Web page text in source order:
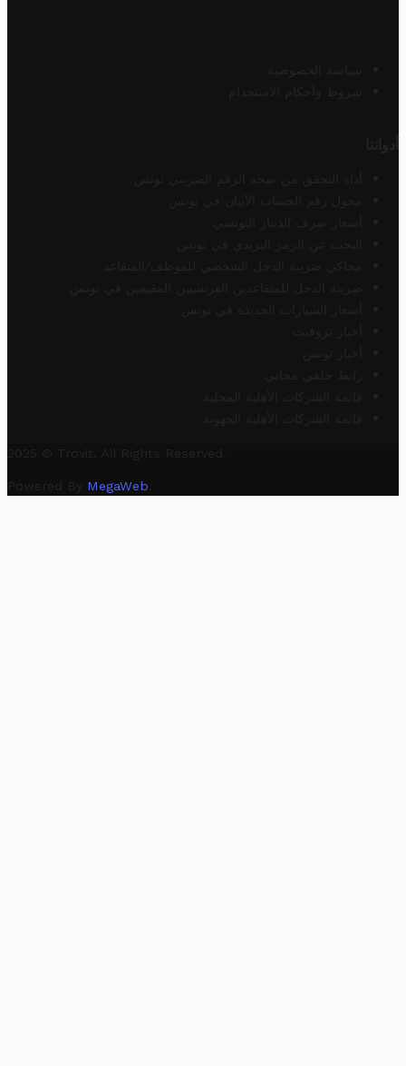
سياسة الخصوصية
شروط وأحكام الاستخدام
أدواتنا
أداة التحقق من صحة الرقم الضريبي تونس
محول رقم الحساب الآيبان في تونس
أسعار صرف الدينار التونسي
البحث عن الرمز البريدي في تونس
محاكي ضريبة الدخل الشخصي للموظف/المتقاعد
ضريبة الدخل للمتقاعدين الفرنسيين المقيمين في تونس
أسعار السيارات الجديدة في تونس
أخبار تروفيت
أخبار تونس
رابط خلفي مجاني
قائمة الشركات الأهلية المحلية
قائمة الشركات الأهلية الجهوية
2025 © Trovit. All Rights Reserved.
Powered By MegaWeb